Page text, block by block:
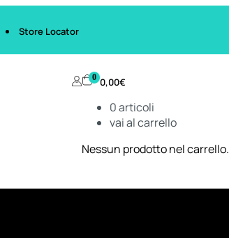
Store Locator
0 0,00€
0articoli
vai al carrello
Nessun prodotto nel carrello.